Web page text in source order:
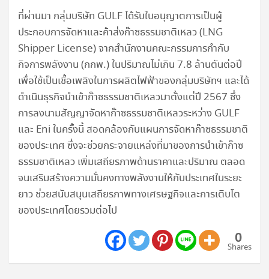
ที่ผ่านมา กลุ่มบริษัท GULF ได้รับใบอนุญาตการเป็นผู้
ประกอบการจัดหาและค้าส่งก๊าซธรรมชาติเหลว (LNG
Shipper License) จากสำนักงานคณะกรรมการกำกับ
กิจการพลังงาน (กกพ.) ในปริมาณไม่เกิน 7.8 ล้านตันต่อปี
เพื่อใช้เป็นเชื้อเพลิงในการผลิตไฟฟ้าของกลุ่มบริษัทฯ และได้
ดำเนินธุรกิจนำเข้าก๊าซธรรมชาติเหลวมาตั้งแต่ปี 2567 ซึ่ง
การลงนามสัญญาจัดหาก๊าซธรรมชาติเหลวระหว่าง GULF
และ Eni ในครั้งนี้ สอดคล้องกับแผนการจัดหาก๊าซธรรมชาติ
ของประเทศ ซึ่งจะช่วยกระจายแหล่งที่มาของการนำเข้าก๊าซ
ธรรมชาติเหลว เพิ่มเสถียรภาพด้านราคาและปริมาณ ตลอด
จนเสริมสร้างความมั่นคงทางพลังงานให้กับประเทศในระยะ
ยาว ช่วยสนับสนุนเสถียรภาพทางเศรษฐกิจและการเติบโต
ของประเทศโดยรวมต่อไป
0
Shares